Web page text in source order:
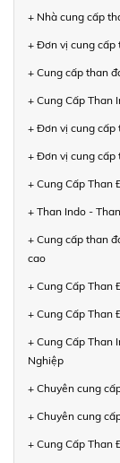
+ Nhà cung cấp
+ Đơn vị cung cấp
+ Cung cấp than
+ Cung Cấp Than
+ Đơn vị cung cấp
+ Đơn vị cung cấp
+ Cung Cấp Than
+ Than Indo -
+ Cung cấp than
cao
+ Cung Cấp Than
+ Cung Cấp Than
+ Cung Cấp Than
Nghiệp
+ Chuyên cung
+ Chuyên cung
+ Cung Cấp Than